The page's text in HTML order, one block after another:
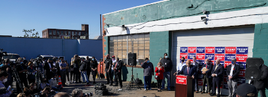
Cultura
Sport
Media
Europa
Altrecose
Mondiali calcio 2026